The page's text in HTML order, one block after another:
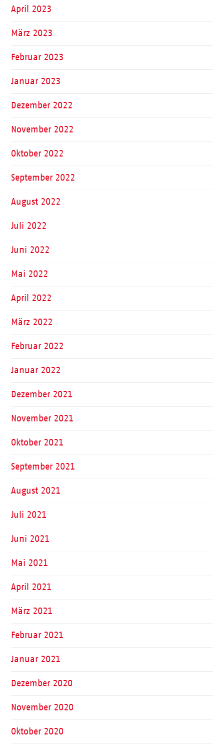
April 2023
März 2023
Februar 2023
Januar 2023
Dezember 2022
November 2022
Oktober 2022
September 2022
August 2022
Juli 2022
Juni 2022
Mai 2022
April 2022
März 2022
Februar 2022
Januar 2022
Dezember 2021
November 2021
Oktober 2021
September 2021
August 2021
Juli 2021
Juni 2021
Mai 2021
April 2021
März 2021
Februar 2021
Januar 2021
Dezember 2020
November 2020
Oktober 2020